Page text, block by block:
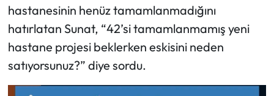
hastanesinin henüz tamamlanmadığını
hatırlatan Sunat, “42’si tamamlanmamış yeni
hastane projesi beklerken eskisini neden
satıyorsunuz?” diye sordu.